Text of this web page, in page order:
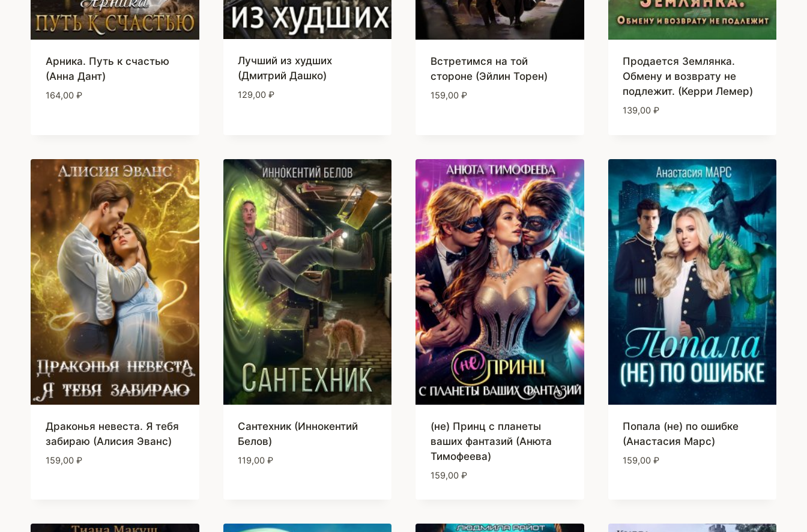
Арника. Путь к счастью
(Анна Дант)
164,00 ₽
Лучший из худших
(Дмитрий Дашко)
129,00 ₽
Встретимся на той
стороне (Эйлин Торен)
159,00 ₽
Продается Землянка.
Обмену и возврату не
подлежит. (Керри Лемер)
139,00 ₽
Драконья невеста. Я тебя
забираю (Алисия Эванс)
159,00 ₽
Сантехник (Иннокентий
Белов)
119,00 ₽
(не) Принц с планеты
ваших фантазий (Анюта
Тимофеева)
159,00 ₽
Попала (не) по ошибке
(Анастасия Марс)
159,00 ₽